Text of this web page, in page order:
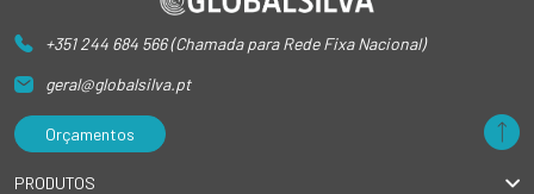
+351 244 684 566 (Chamada para Rede Fixa Nacional)
geral@globalsilva.pt
Orçamentos
PRODUTOS